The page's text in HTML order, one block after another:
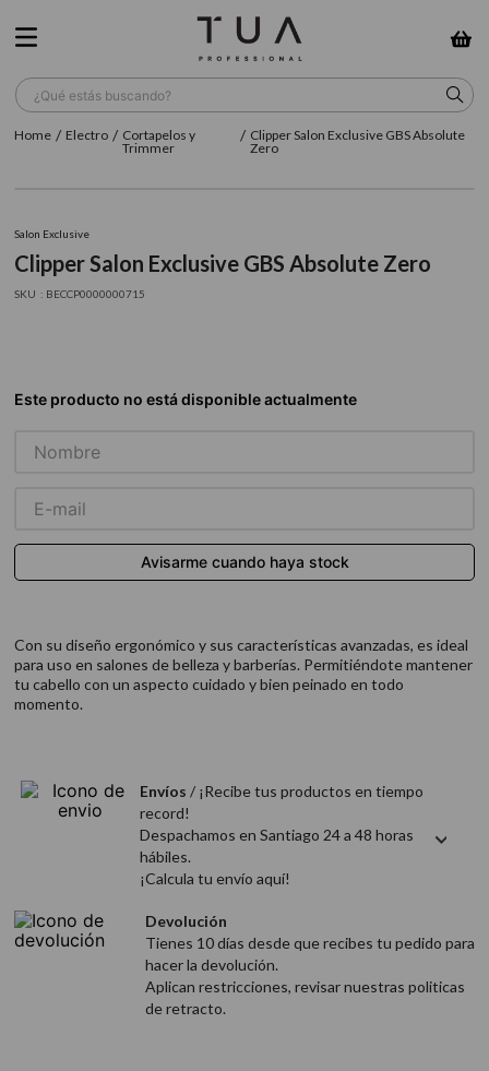
¿Qué estás buscando?
Electro
Cortapelos y
Trimmer
Clipper Salon Exclusive GBS Absolute
Zero
Salon Exclusive
Clipper Salon Exclusive GBS Absolute Zero
: BECCP0000000715
Con su diseño ergonómico y sus características avanzadas, es ideal
para uso en salones de belleza y barberías. Permitiéndote mantener
tu cabello con un aspecto cuidado y bien peinado en todo
momento.
Envíos / ¡Recibe tus productos en tiempo
record!
Despachamos en Santiago 24 a 48 horas
hábiles.
¡Calcula tu envío aquí!
Devolución
Tienes 10 días desde que recibes tu pedido para
hacer la devolución.
Aplican restricciones, revisar nuestras politicas
de retracto.
TÉRMINOS MÁS BUSCADOS
2. sow
3. farmavita
8. loreal
9. acondicionador
10.